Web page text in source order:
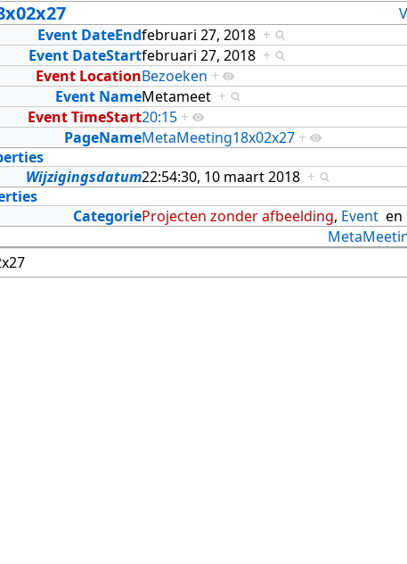
Event DateEndfebruari 27, 2018 +
Event DateStartfebruari 27, 2018 +
Event LocationBezoeken +
Event NameMetameet +
Event TimeStart20:15 +
PageNameMetaMeeting18x02x27 +
Wijzigingsdatum22:54:30, 10 maart 2018 +
CategorieProjecten zonder afbeelding, Event en